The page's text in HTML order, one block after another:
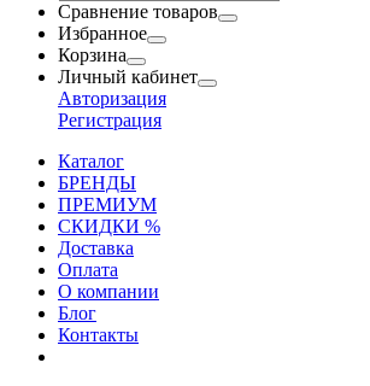
Сравнение товаров
Избранное
Корзина
Личный кабинет
Авторизация
Регистрация
Каталог
БРЕНДЫ
ПРЕМИУМ
СКИДКИ %
Доставка
Оплата
О компании
Блог
Контакты